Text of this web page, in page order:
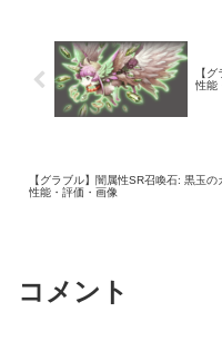
【
性能
【グラブル】闇属性SR召喚石: 黒玉
性能・評価・画像
コメント